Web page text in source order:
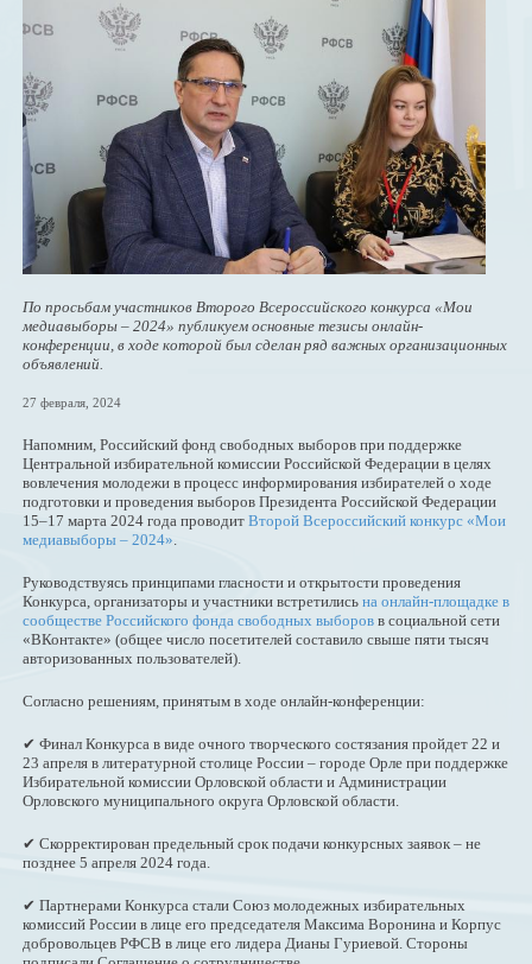
По просьбам участников Второго Всероссийского конкурса «Мои
медиавыборы – 2024» публикуем основные тезисы онлайн-
конференции, в ходе которой был сделан ряд важных организационных
объявлений.
27 февраля, 2024
Напомним, Российский фонд свободных выборов при поддержке
Центральной избирательной комиссии Российской Федерации в целях
вовлечения молодежи в процесс информирования избирателей о ходе
подготовки и проведения выборов Президента Российской Федерации
15–17 марта 2024 года проводит Второй Всероссийский конкурс «Мои
медиавыборы – 2024».
Руководствуясь принципами гласности и открытости проведения
Конкурса, организаторы и участники встретились на онлайн-площадке в
сообществе Российского фонда свободных выборов в социальной сети
«ВКонтакте» (общее число посетителей составило свыше пяти тысяч
авторизованных пользователей).
Согласно решениям, принятым в ходе онлайн-конференции:
✔ Финал Конкурса в виде очного творческого состязания пройдет 22 и
23 апреля в литературной столице России – городе Орле при поддержке
Избирательной комиссии Орловской области и Администрации
Орловского муниципального округа Орловской области.
✔ Скорректирован предельный срок подачи конкурсных заявок – не
позднее 5 апреля 2024 года.
✔ Партнерами Конкурса стали Союз молодежных избирательных
комиссий России в лице его председателя Максима Воронина и Корпус
добровольцев РФСВ в лице его лидера Дианы Гуриевой. Стороны